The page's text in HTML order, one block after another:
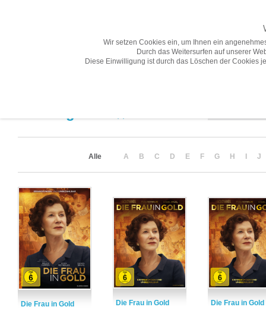
Alle A B C D E F G H J
Die Frau in Gold Die Frau in Gold Die Frau in Gold
Wir setzen Cookies ein, um Ihnen ein
Durch das Weitersurfen auf unserer
Diese Einwilligung ist durch das Löschen der Cookies